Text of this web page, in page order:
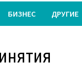
БИЗНЕС ДРУГИЕ